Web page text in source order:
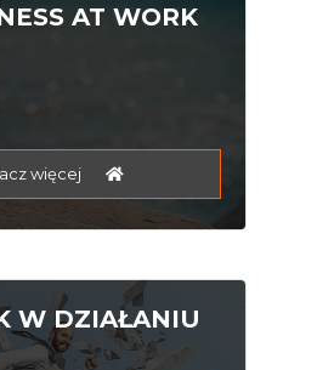
AT WORK
więcej
W DZIAŁANIU